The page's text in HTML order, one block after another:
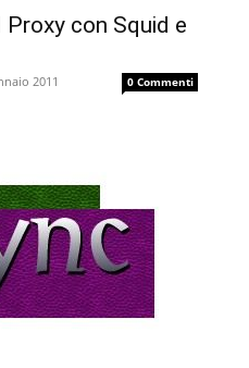
Proxy con Squid e
2011 0 Commenti